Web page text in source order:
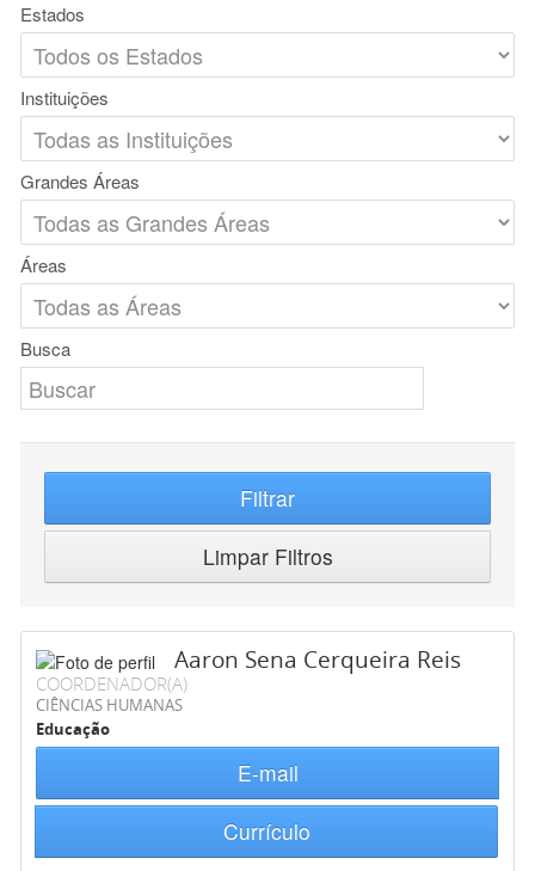
Estados
Instituições
Grandes Áreas
Áreas
Busca
Filtrar
Limpar Filtros
Aaron Sena Cerqueira Reis
COORDENADOR(A)
CIÊNCIAS HUMANAS
Educação
E-mail
Currículo